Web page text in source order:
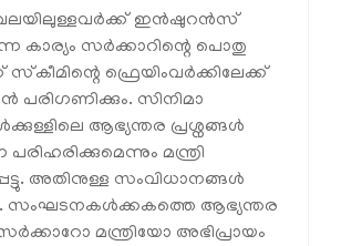
ഇൻഷുറൻസ്
കാര്യം സർക്കാറിന്റെ പൊതു
ഫ്രെയിംവർക്കിലേക്ക്
പരിഗണിക്കും. സിനിമാ
ആഭ്യന്തര പ്രശ്നങ്ങൾ
മന്ത്രി
അതിനുള്ള സംവിധാനങ്ങൾ
സംഘടനകൾക്കകത്തെ ആഭ്യന്തര
സർക്കാറോ മന്ത്രിയോ അഭിപ്രായം